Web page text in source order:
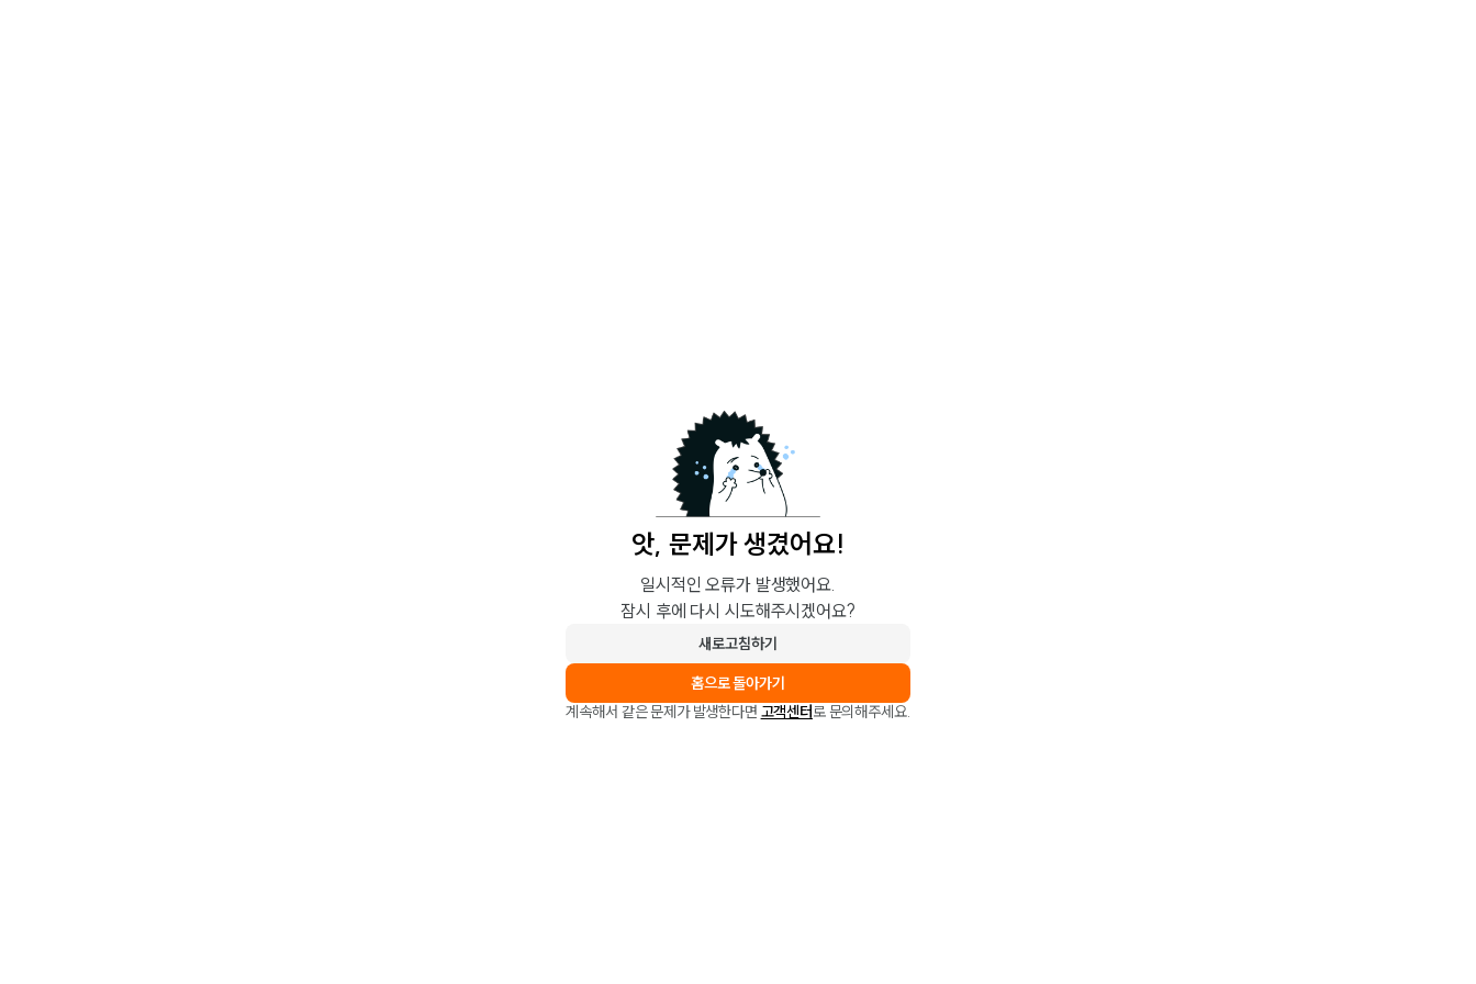
앗, 문제가 생겼어요!
일시적인 오류가 발생했어요.
잠시 후에 다시 시도해주시겠어요?
새로고침하기
홈으로 돌아가기
계속해서 같은 문제가 발생한다면 고객센터로 문의해주세요.